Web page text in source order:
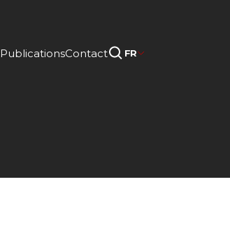
PublicationsContact FR